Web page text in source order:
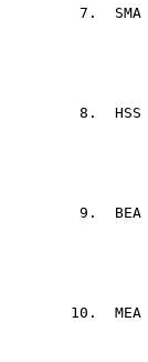
7. SMA
8. HSS
9. BEA
10. MEA